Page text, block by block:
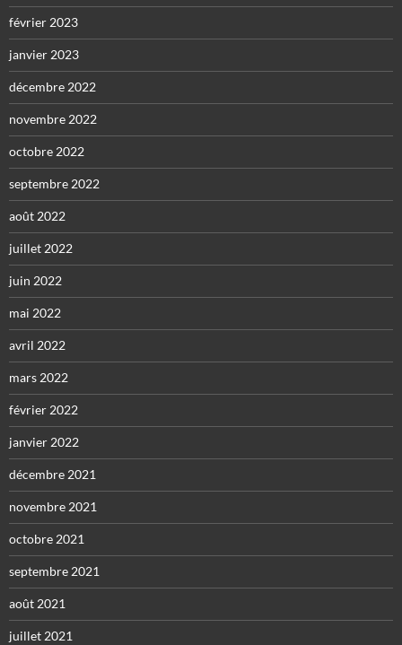
février 2023
janvier 2023
décembre 2022
novembre 2022
octobre 2022
septembre 2022
août 2022
juillet 2022
juin 2022
mai 2022
avril 2022
mars 2022
février 2022
janvier 2022
décembre 2021
novembre 2021
octobre 2021
septembre 2021
août 2021
juillet 2021